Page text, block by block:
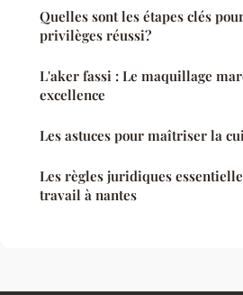
Quelles sont les étapes clés
privilèges réussi?
L'aker fassi : Le maquillage
excellence
Les astuces pour maîtriser la
Les règles juridiques
travail à nantes